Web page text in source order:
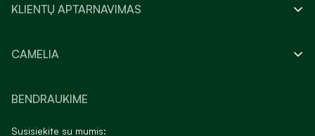
KLIENTŲ APTARNAVIMAS
CAMELIA
BENDRAUKIME
Susisiekite su mumis: